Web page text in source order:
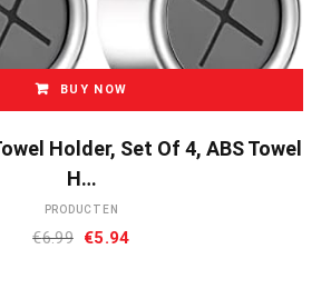
BUY NOW
Holder, Set Of 4, ABS Towel
H…
PRODUCTEN
€6.99 Oorspronkelijke
€5.94Huidige